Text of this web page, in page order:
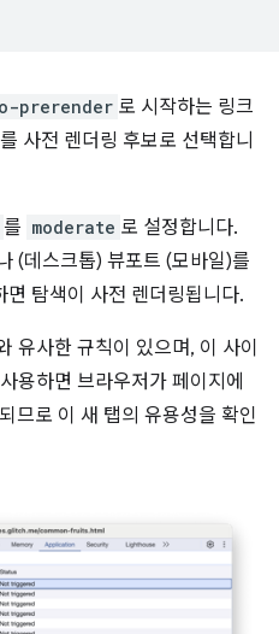
prerender 로 시작하는 링크
사전 렌더링 후보로 선택합니
를 moderate 로 설정합니다.
(데스크톱) 뷰포트 (모바일)를
탐색이 사전 렌더링됩니다.
유사한 규칙이 있으며, 이 사이
용하면 브라우저가 페이지에
므로 이 새 탭의 유용성을 확인